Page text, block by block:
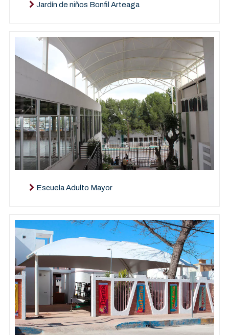
Jardín de niños Bonfil Arteaga
Escuela Adulto Mayor